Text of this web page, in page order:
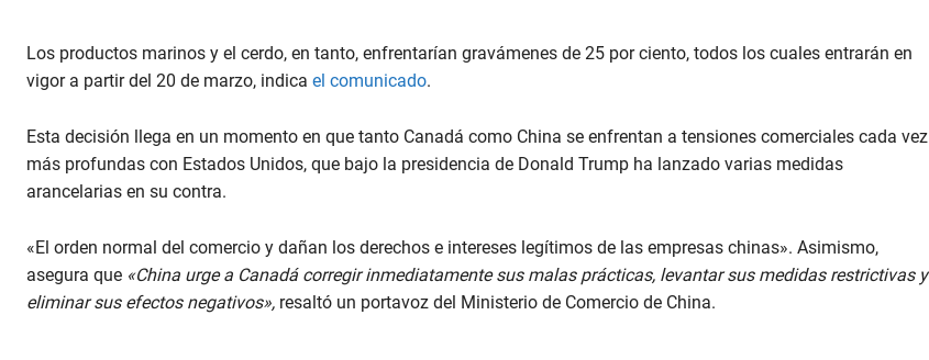
Los productos marinos y el cerdo, en tanto, enfrentarían gravámenes de 25 por ciento, todos los cuales entrarán en
vigor a partir del 20 de marzo, indica el comunicado.
Esta decisión llega en un momento en que tanto Canadá como China se enfrentan a tensiones comerciales cada vez
más profundas con Estados Unidos, que bajo la presidencia de Donald Trump ha lanzado varias medidas
arancelarias en su contra.
«El orden normal del comercio y dañan los derechos e intereses legítimos de las empresas chinas». Asimismo,
asegura que «China urge a Canadá corregir inmediatamente sus malas prácticas, levantar sus medidas restrictivas y
eliminar sus efectos negativos», resaltó un portavoz del Ministerio de Comercio de China.